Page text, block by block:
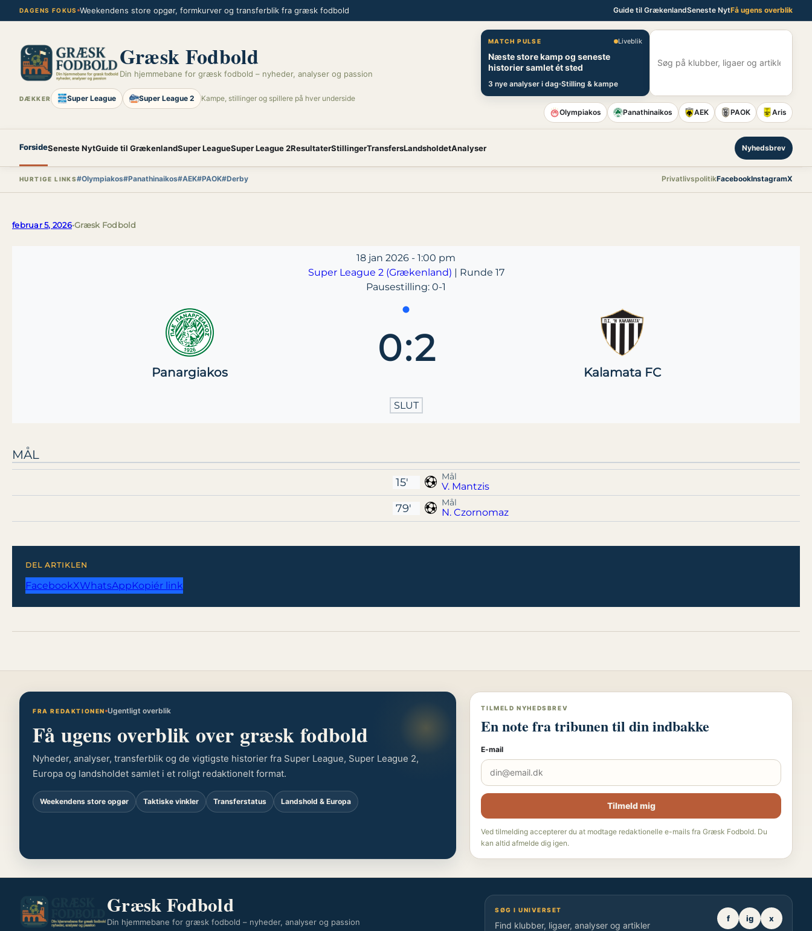
Spring
til
DAGENS FOKUS Weekendens store opgør, formkurver og transferblik fra græsk fodbold Guide til GrækenlandSeneste NytFå ugens overblik
Græsk Fodbold
Din hjemmebane for græsk fodbold – nyheder, analyser og passion
DÆKKER Super League Super League 2 Kampe, stillinger og spillere på hver underside
MATCH PULSE Liveblik
Næste store kamp og seneste
historier samlet ét sted
3 nye analyser i dag Stilling & kampe
Olympiakos Panathinaikos AEK PAOK Aris
ForsideSeneste NytGuide til GrækenlandSuper LeagueSuper League 2ResultaterStillingerTransfersLandsholdetAnalyser Nyhedsbrev
HURTIGE LINKS#Olympiakos#Panathinaikos#AEK#PAOK#Derby PrivatlivspolitikFacebookInstagramX
februar 5, 2026•Græsk Fodbold
18 jan 2026 - 1:00 pm
Super League 2 (Grækenland) | Runde 17
Pausestilling: 0-1
Panargiakos
0:2
Kalamata FC
SLUT
MÅL
15' Mål
V. Mantzis
79' Mål
N. Czornomaz
DEL ARTIKLEN
FacebookXWhatsAppKopiér link
FRA REDAKTIONEN Ugentligt overblik
Få ugens overblik over græsk fodbold
Nyheder, analyser, transferblik og de vigtigste historier fra Super League, Super League 2,
Europa og landsholdet samlet i et roligt redaktionelt format.
Weekendens store opgør Taktiske vinkler Transferstatus Landshold & Europa
TILMELD NYHEDSBREV
En note fra tribunen til din indbakke
E-mail
Tilmeld mig
Ved tilmelding accepterer du at modtage redaktionelle e-mails fra Græsk Fodbold. Du
kan altid afmelde dig igen.
Græsk Fodbold
Din hjemmebane for græsk fodbold – nyheder, analyser og passion
SØG I UNIVERSET
Find klubber, ligaer, analyser og artikler
f ig x